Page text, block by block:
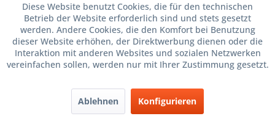
Diese Website benutzt Cookies, die für den technischen
Betrieb der Website erforderlich sind und stets gesetzt
werden. Andere Cookies, die den Komfort bei Benutzung
dieser Website erhöhen, der Direktwerbung dienen oder die
Interaktion mit anderen Websites und sozialen Netzwerken
vereinfachen sollen, werden nur mit Ihrer Zustimmung gesetzt.
Ablehnen Konfigurieren